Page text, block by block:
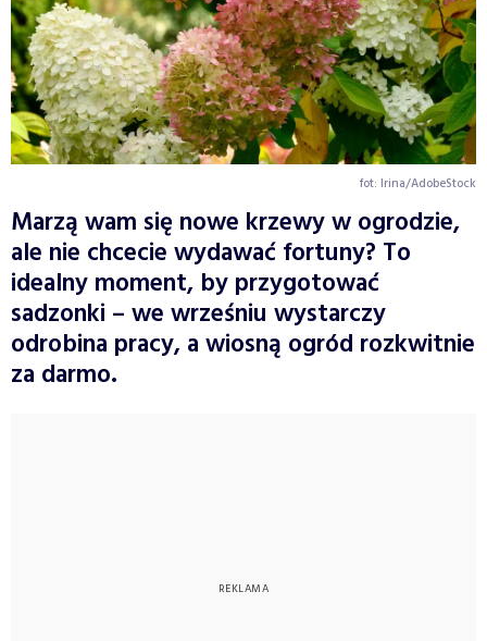
fot: Irina/AdobeStock
Marzą wam się nowe krzewy w ogrodzie,
ale nie chcecie wydawać fortuny? To
idealny moment, by przygotować
sadzonki – we wrześniu wystarczy
odrobina pracy, a wiosną ogród rozkwitnie
za darmo.